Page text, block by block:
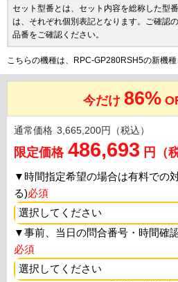
セット型番とは、セット内容を総称した型
は、それぞれ個別表記となります。ご確認
品番をご確認ください。
こちらの機種は、RPC-GP280RSH5の新機種
今だけ 86%
通常価格 3,665,200円（税込）
限定価格 486,693 円（
▼時間指定希望の場合は有料での
る)必須
▼事前、当日の問合番号・時間確
必須